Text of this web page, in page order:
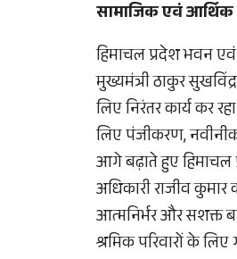
सामाजिक एवं आर्थिक
हिमाचल प्रदेश भवन
मुख्यमंत्री ठाकुर
लिए निरंतर कार्य कर
लिए पंजीकरण,
आगे बढ़ाते हुए हिमाचल
अधिकारी राजीव
आत्मनिर्भर और सशक्त
श्रमिक परिवारों के